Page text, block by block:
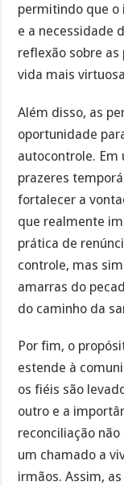
permitindo que o
e a necessidade
reflexão sobre as
vida mais
Além disso, as
oportunidade
autocontrole.
prazeres
fortalecer a
que realmente
prática de
controle, mas
amarras do
do caminho da
Por fim, o
estende à
os fiéis são
outro e a
reconciliação
um chamado a
irmãos. Assim,